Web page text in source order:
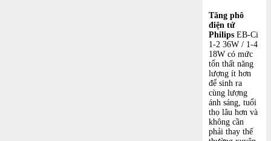
Tăng phô
điện tử
Philips EB-Ci
1-2 36W / 1-4
18W có mức
tổn thất năng
lượng ít hơn
để sinh ra
cùng lượng
ánh sáng, tuổi
thọ lâu hơn và
không cần
phải thay thế